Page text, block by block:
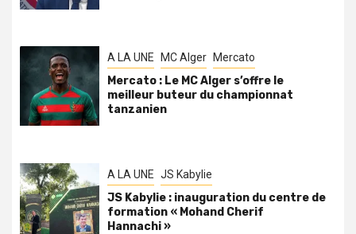
A LA UNE MC Alger Mercato
Mercato : Le MC Alger s’offre le
meilleur buteur du championnat
tanzanien
A LA UNE JS Kabylie
JS Kabylie : inauguration du centre de
formation « Mohand Cherif
Hannachi »